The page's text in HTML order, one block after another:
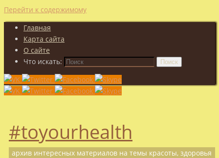
Перейти к содержимому
Главная
Карта сайта
О сайте
Что искать:
Поиск
#toyourhealth
архив интересных материалов на темы красоты, здоровья